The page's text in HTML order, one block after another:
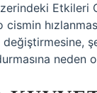
Etkileri
değiştirmesine,
neden